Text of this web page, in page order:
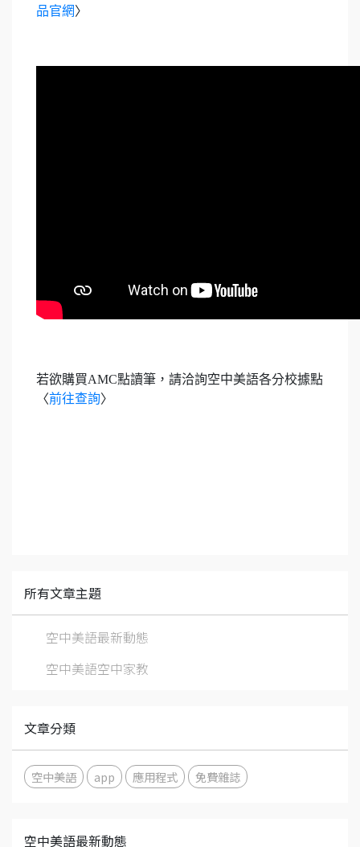
品官網〉
若欲購買AMC點讀筆，請洽詢空中美語各分校據點
〈前往查詢〉
所有文章主題
空中美語最新動態
空中美語空中家教
文章分類
空中美語 app 應用程式 免費雜誌
空中美語最新動態